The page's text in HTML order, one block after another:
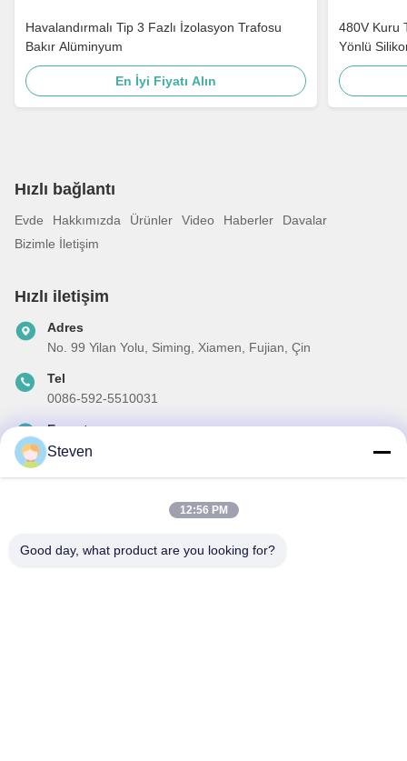
Havalandırmalı Tip 3 Fazlı İzolasyon Trafosu
Bakır Alüminyum
En İyi Fiyatı Alın
480V Kuru
Yönlü
Hızlı bağlantı
Evde Hakkımızda Ürünler Video Haberler
Davalar
Bizimle İletişim
Hızlı iletişim
Adres
No. 99 Yilan Yolu, Siming, Xiamen, Fujian, Çin
Tel
0086-592-5510031
E-posta
steven@winley-electric.com
İndirimler ve daha fazlası için bültenimize abone olun.
Steven
12:56 PM
Good day, what product are you looking for?